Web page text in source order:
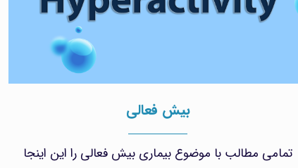
بیش فعالی
تمامی مطالب با موضوع بیماری بیش فعالی را این اینجا